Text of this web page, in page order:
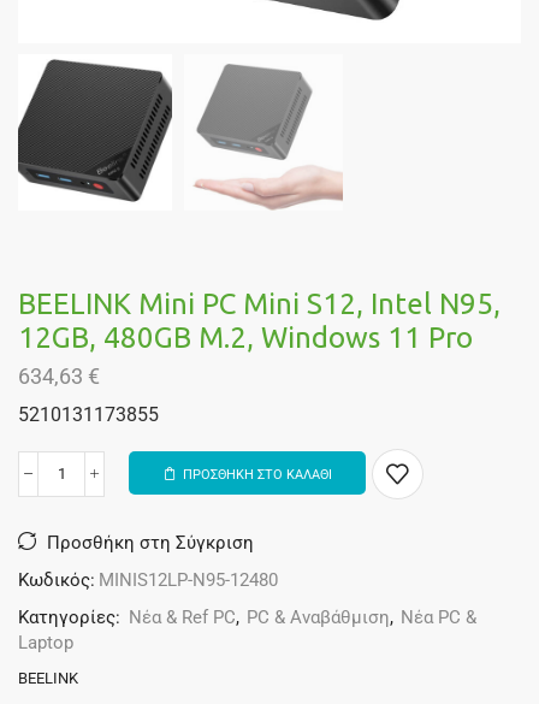
BEELINK Mini PC Mini S12, Intel N95,
12GB, 480GB M.2, Windows 11 Pro
634,63 €
5210131173855
ΠΡΟΣΘΗΚΗ ΣΤΟ ΚΑΛΑΘΙ
Προσθήκη στη Σύγκριση
Κωδικός: MINIS12LP-N95-12480
Κατηγορίες: Νέα & Ref PC, PC & Αναβάθμιση, Νέα PC &
Laptop
BEELINK